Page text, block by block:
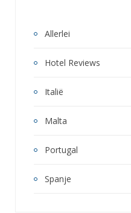
Allerlei
Hotel Reviews
Italië
Malta
Portugal
Spanje